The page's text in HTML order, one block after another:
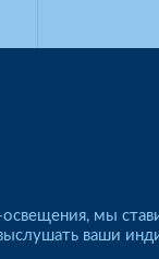
мы
выслушать ваши